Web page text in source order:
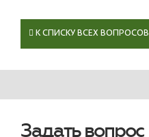
К СПИСКУ ВСЕХ ВОПРОСОВ
Задать вопрос